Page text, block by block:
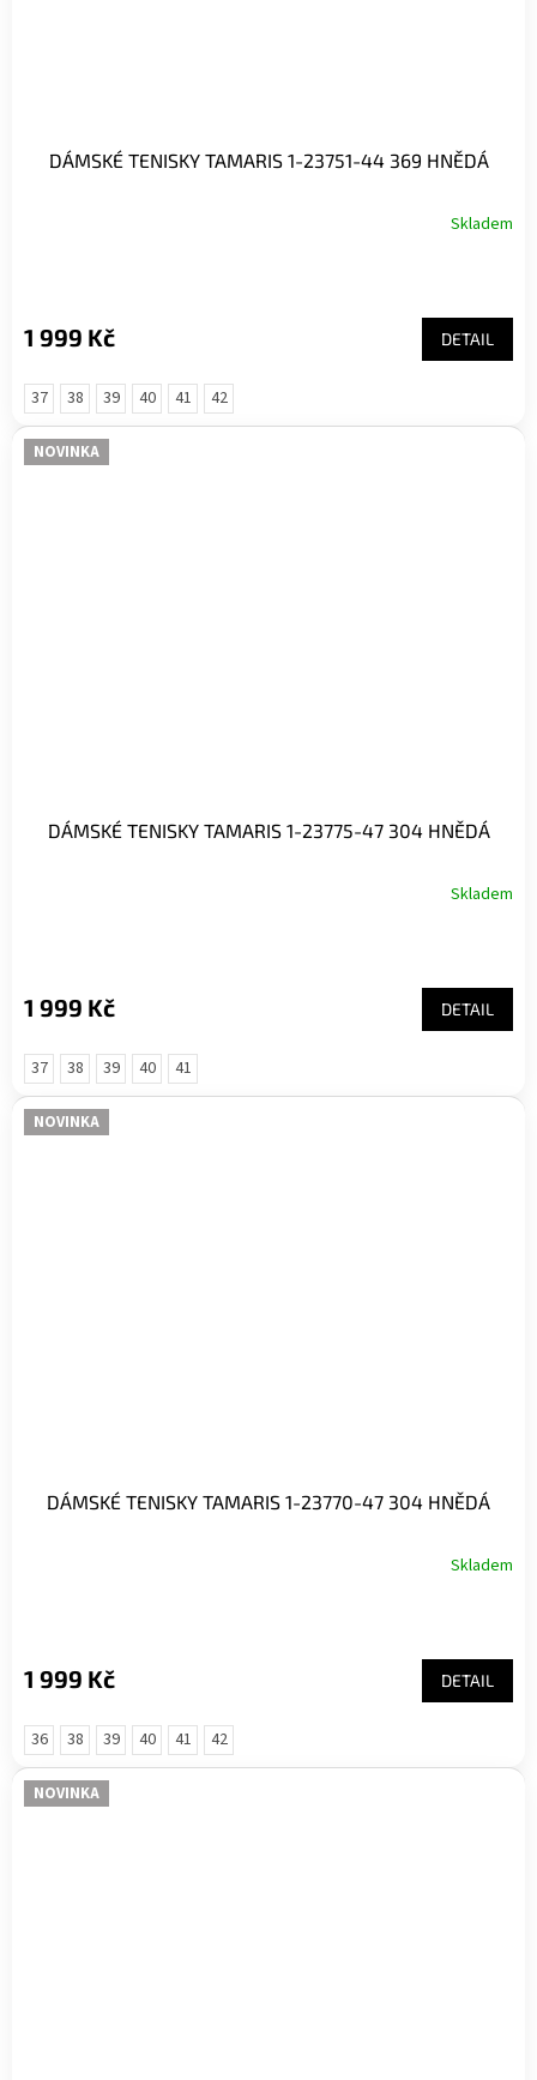
DÁMSKÉ TENISKY TAMARIS 1-23751-44 369 HNĚDÁ
Skladem
1 999 Kč DETAIL
37 38 39 40 41 42
NOVINKA
DÁMSKÉ TENISKY TAMARIS 1-23775-47 304 HNĚDÁ
Skladem
1 999 Kč DETAIL
37 38 39 40 41
NOVINKA
DÁMSKÉ TENISKY TAMARIS 1-23770-47 304 HNĚDÁ
Skladem
1 999 Kč DETAIL
36 38 39 40 41 42
NOVINKA